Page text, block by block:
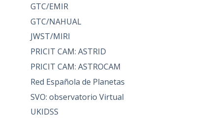
GTC/EMIR
GTC/NAHUAL
JWST/MIRI
PRICIT CAM: ASTRID
PRICIT CAM: ASTROCAM
Red Española de Planetas
SVO: observatorio Virtual
UKIDSS